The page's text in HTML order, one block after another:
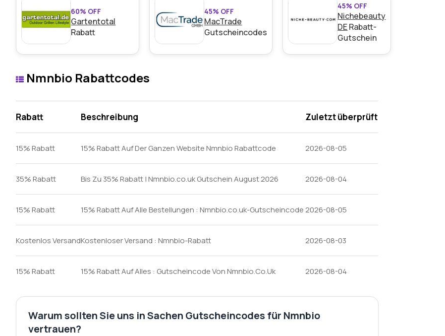
Mindestkaufbetrag:Keine Mindestausgaben
Berechtigung:Für alle Kunden
Art des Angebots:Zeitlich begrenztes Angebot
Bedingungen:Weitere Informationen finden Sie in den Bedingungen auf der Website des
60% OFF
Gartentotal
Rabatt
45% OFF
MacTrade
Gutscheincodes
45% OFF
Nichebeauty
DERabatt-
Gutschein
Nmnbio Rabattcodes
Rabatt Beschreibung Zuletzt überprüft
15% Rabatt 15% Rabatt Auf Der Ganzen Website Nmnbio Rabattcode 2026-08-05
35% Rabatt Bis Zu 35% Rabatt | Nmnbio.co.uk Gutschein August 2026 2026-08-04
15% Rabatt 15% Rabatt Auf Alle Bestellungen : Nmnbio.co.uk-Gutscheincode 2026-08-05
Kostenlos VersandKostenloser Versand : Nmnbio-Rabatt 2026-08-03
15% Rabatt 15% Rabatt Auf Alles : Gutscheincode Von Nmnbio.Co.Uk 2026-08-04
Warum sollten Sie uns in Sachen Gutscheincodes für Nmnbio
vertrauen?